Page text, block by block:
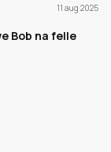
11 aug 2025
Bob na felle